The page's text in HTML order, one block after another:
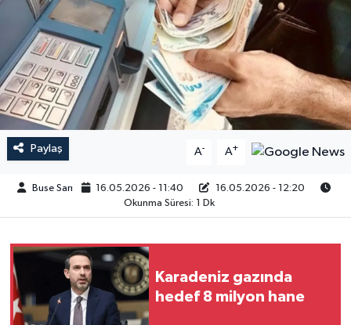
Paylaş A- A+
Buse Sarı 16.05.2026 - 11:40
16.05.2026 - 12:20
Okunma Süresi: 1 Dk
Karadeniz gazında
hedef 8 milyon hane